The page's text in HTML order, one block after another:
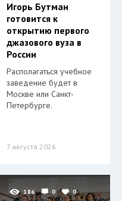
Игорь Бутман
готовится к
открытию первого
джазового вуза в
России
Располагаться учебное
заведение будет в
Москве или Санкт-
Петербурге.
7 августа 2026
186 0 0